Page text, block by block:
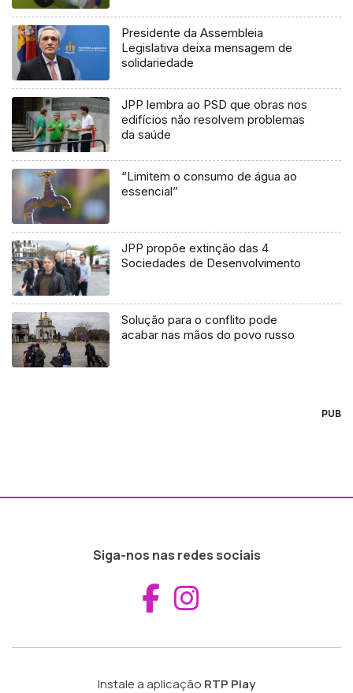
Presidente da Assembleia
Legislativa deixa mensagem de
solidariedade
JPP lembra ao PSD que obras nos
edifícios não resolvem problemas
da saúde
“Limitem o consumo de água ao
essencial”
JPP propõe extinção das 4
Sociedades de Desenvolvimento
Solução para o conflito pode
acabar nas mãos do povo russo
PUB
Siga-nos nas redes sociais
Aceder ao
Instale a aplicação RTP Play